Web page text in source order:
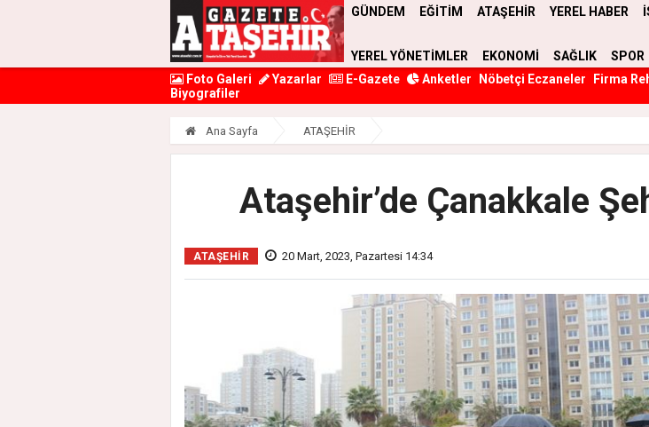
GÜNDEM EĞİTİM ATAŞEHİR YEREL HABER
YEREL YÖNETİMLER EKONOMİ SAĞLIK SPOR
Foto Galeri
Yazarlar E-Gazete Anketler Nöbetçi Eczaneler Firma
Biyografiler
Ana Sayfa ATAŞEHİR
Ataşehir’de Çanakkale
ATAŞEHİR 20 Mart, 2023, Pazartesi 14:34